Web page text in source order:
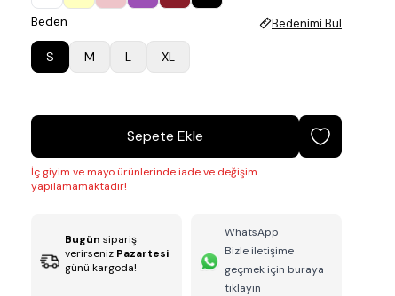
Beden Bedenimi Bul
S M L XL
Sepete Ekle
İç giyim ve mayo ürünlerinde iade ve değişim
yapılamamaktadır!
Bugün sipariş
verirseniz Pazartesi
günü kargoda!
WhatsApp
Bizle iletişime
geçmek için buraya
tıklayın